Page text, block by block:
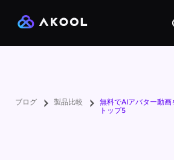
ブログ 製品比較
無料でAIアバター動
トップ5